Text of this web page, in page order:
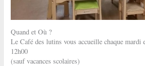
Quand et Où ?
Le Café des lutins vous accueille chaque mardi
12h00
(sauf vacances scolaires)